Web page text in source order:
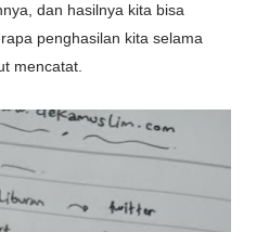
dan hasilnya kita bisa
penghasilan kita selama
mencatat.